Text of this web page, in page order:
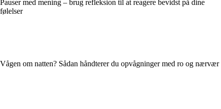
Pauser med mening – brug refleksion til at reagere bevidst på dine
følelser
Vågen om natten? Sådan håndterer du opvågninger med ro og nærvær